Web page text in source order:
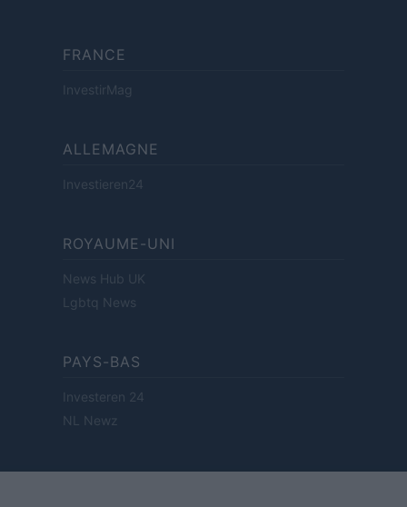
FRANCE
InvestirMag
ALLEMAGNE
Investieren24
ROYAUME-UNI
News Hub UK
Lgbtq News
PAYS-BAS
Investeren 24
NL Newz